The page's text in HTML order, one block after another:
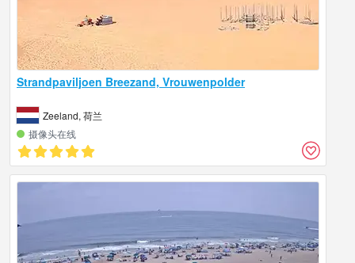
Strandpaviljoen Breezand, Vrouwenpolder
Zeeland, 荷兰
摄像头在线